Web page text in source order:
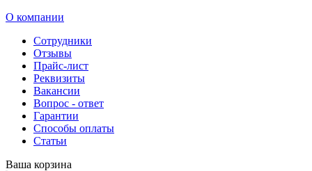
О компании
Сотрудники
Отзывы
Прайс-лист
Реквизиты
Вакансии
Вопрос - ответ
Гарантии
Способы оплаты
Статьи
Ваша корзина